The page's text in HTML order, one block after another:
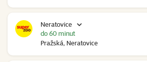
Neratovice
Pražská, Neratovice
do 60 minut